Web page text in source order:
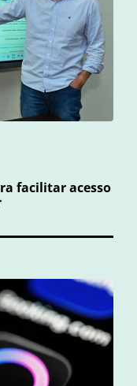
facilitar acesso